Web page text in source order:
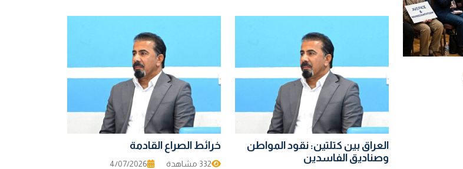
العراق بين كتلتين: نقود المواطن
وصناديق الفاسدين
خرائط الصراع القادمة
332 مشاهدة 4/07/2026